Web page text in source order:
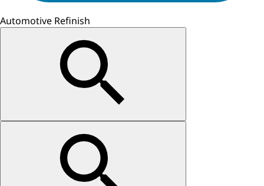
Automotive Refinish